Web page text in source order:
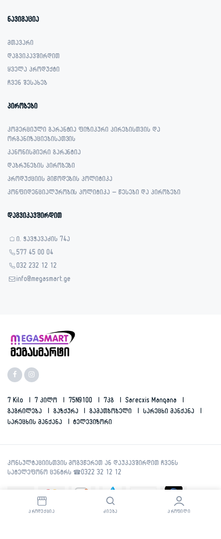
ნავიგაცია
მთავარი
დაგვიკავშირდით
ყველა პროდუქტი
ჩვენ შესახებ
პირობები
კომერციული გარანტია ფიზიკური პირებისთვის და
ორგანიზაციებისათვის
კანონისმიერი გარანტია
დაბრუნების პირობები
პროდუქციის მიწოდების პოლიტიკა
კონფიდენციალურობის პოლიტიკა – წესები და პირობები
დაგვიკავშირდით
ი. ჭავჭავაძის 74ა
577 45 00 04
032 232 12 12
info@megasmart.ge
7 Kilo 7 Კილო 75N9100 7კგ
Sarecxis Manqana
Გაგრილება
Გაზქურა Გამათბობელი
Სარეცხი Მანქანა
Სარეცხის Მანქანა
Ტელევიზორი
ᲞᲠᲝᲓᲣᲥᲪᲘᲐ ᲫᲘᲔᲑᲐ ᲞᲠᲝᲤᲘᲚᲘ